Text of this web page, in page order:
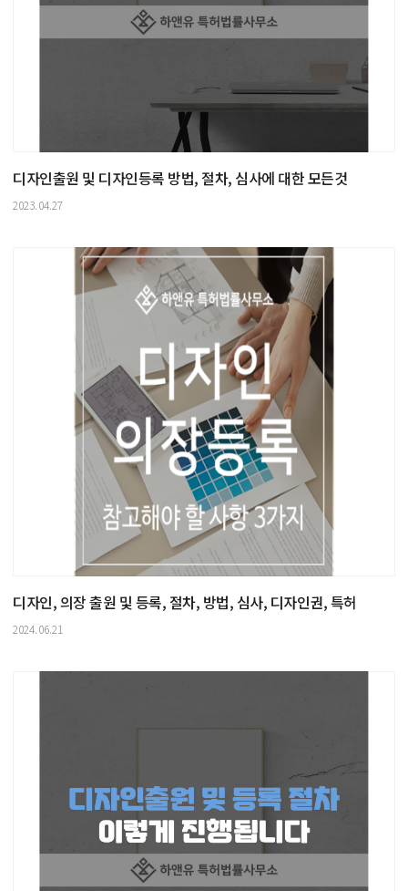
디자인출원 및 디자인등록 방법, 절차, 심사에 대한 모든것
2023.04.27
디자인, 의장 출원 및 등록, 절차, 방법, 심사, 디자인권, 특허
2024.06.21